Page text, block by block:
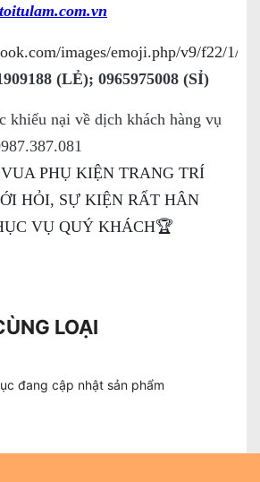
(LẺ); 0965975008 (SỈ)
khiếu nại về dịch khách hàng vụ
PHỤ KIỆN TRANG TRÍ
HỎI, SỰ KIỆN RẤT HÂN
VỤ QUÝ KHÁCH🏆
LOẠI
đang cập nhật sản phẩm